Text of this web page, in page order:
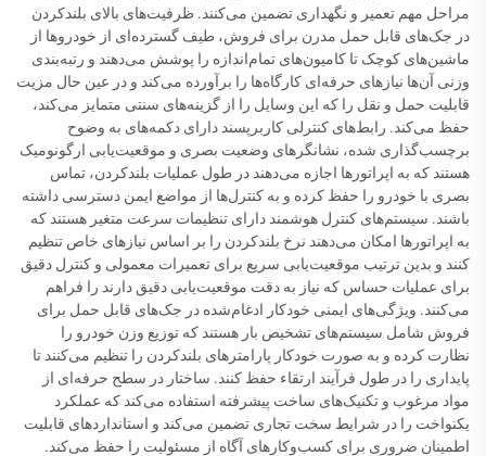
مراحل مهم تعمیر و نگهداری تضمین می‌کنند. ظرفیت‌های بالای بلندکردن
در جک‌های قابل حمل مدرن برای فروش، طیف گسترده‌ای از خودروها از
ماشین‌های کوچک تا کامیون‌های تمام‌اندازه را پوشش می‌دهند و رتبه‌بندی
وزنی آن‌ها نیازهای حرفه‌ای کارگاه‌ها را برآورده می‌کند و در عین حال مزیت
قابلیت حمل و نقل را که این وسایل را از گزینه‌های سنتی متمایز می‌کند،
حفظ می‌کند. رابط‌های کنترلی کاربرپسند دارای دکمه‌های به وضوح
برچسب‌گذاری شده، نشانگرهای وضعیت بصری و موقعیت‌یابی ارگونومیک
هستند که به اپراتورها اجازه می‌دهند در طول عملیات بلندکردن، تماس
بصری با خودرو را حفظ کرده و به کنترل‌ها از مواضع ایمن دسترسی داشته
باشند. سیستم‌های کنترل هوشمند دارای تنظیمات سرعت متغیر هستند که
به اپراتورها امکان می‌دهند نرخ بلندکردن را بر اساس نیازهای خاص تنظیم
کنند و بدین ترتیب موقعیت‌یابی سریع برای تعمیرات معمولی و کنترل دقیق
برای عملیات حساس که نیاز به دقت موقعیت‌یابی دقیق دارند را فراهم
می‌کنند. ویژگی‌های ایمنی خودکار ادغام‌شده در جک‌های قابل حمل برای
فروش شامل سیستم‌های تشخیص بار هستند که توزیع وزن خودرو را
نظارت کرده و به صورت خودکار پارامترهای بلندکردن را تنظیم می‌کنند تا
پایداری را در طول فرآیند ارتقاء حفظ کنند. ساختار در سطح حرفه‌ای از
مواد مرغوب و تکنیک‌های ساخت پیشرفته استفاده می‌کند که عملکرد
یکنواخت را در شرایط سخت تجاری تضمین می‌کند و استانداردهای قابلیت
اطمینان ضروری برای کسب‌وکارهای آگاه از مسئولیت را حفظ می‌کند.